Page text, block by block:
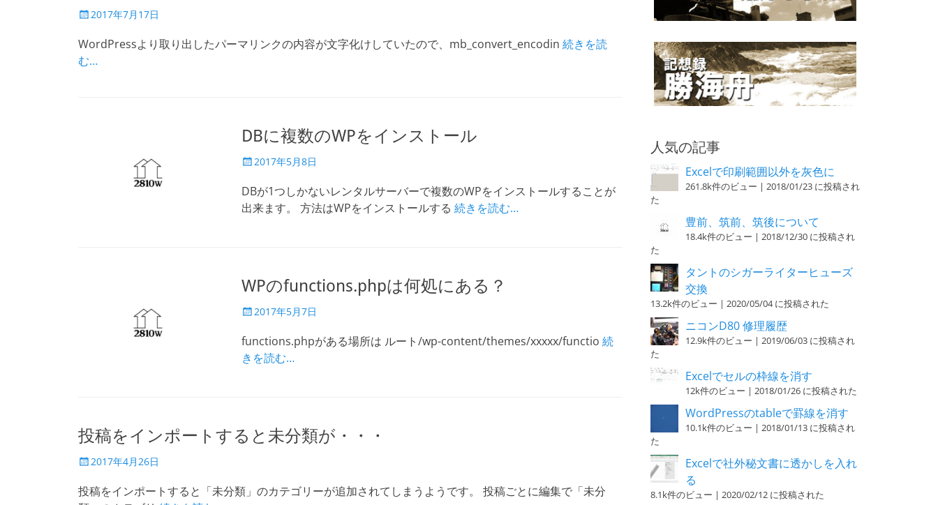
投
日
2017年7月17日
WordPressより取り出したパーマリンクの内容が文字化けしていたので、mb_convert_encodin 続きを読
む…
DBに複数のWPをインストール
投
日
2017年5月8日
DBが1つしかないレンタルサーバーで複数のWPをインストールすることが
出来ます。 方法はWPをインストールする 続きを読む…
WPのfunctions.phpは何処にある？
投
日
2017年5月7日
functions.phpがある場所は ルート/wp-content/themes/xxxxx/functio 続
きを読む…
投稿をインポートすると未分類が・・・
投
日
2017年4月26日
投稿をインポートすると「未分類」のカテゴリーが追加されてしまうようです。 投稿ごとに編集で「未分
人気の記事
Excelで印刷範囲以外を灰色に
261.8k件のビュー | 2018/01/23 に投稿され
た
豊前、筑前、筑後について
18.4k件のビュー | 2018/12/30 に投稿され
た
タントのシガーライターヒューズ
交換
13.2k件のビュー | 2020/05/04 に投稿された
ニコンD80 修理履歴
12.9k件のビュー | 2019/06/03 に投稿され
た
Excelでセルの枠線を消す
12k件のビュー | 2018/01/26 に投稿された
WordPressのtableで罫線を消す
10.1k件のビュー | 2018/01/13 に投稿され
た
Excelで社外秘文書に透かしを入れ
る
8.1k件のビュー | 2020/02/12 に投稿された